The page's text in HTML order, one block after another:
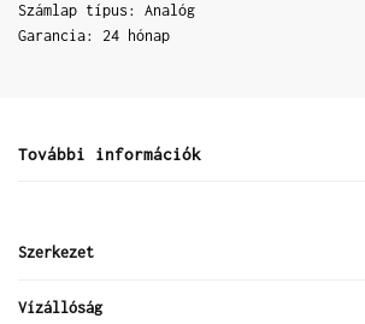
Számlap típus: Analóg
Garancia: 24 hónap
További információk
Szerkezet
Vízállóság